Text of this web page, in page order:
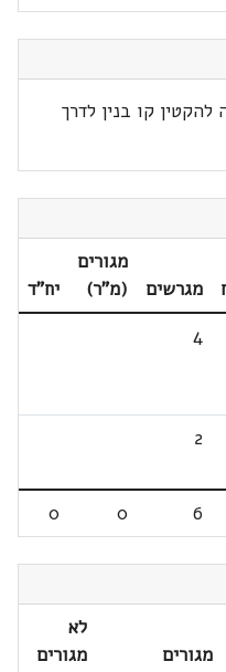
קו בנין לדרך
מגרשים
מגורים
(מ"ר)
יח"ד
4
2
6
0
0
מגורים
לא
מגורים